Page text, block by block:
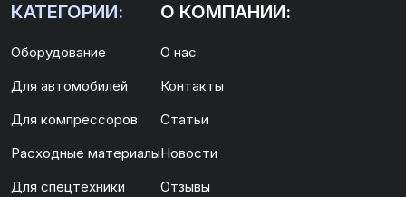
КАТЕГОРИИ:
Оборудование
Для автомобилей
Для компрессоров
Расходные материалы
Для спецтехники
О КОМПАНИИ:
О нас
Контакты
Статьи
Новости
Отзывы